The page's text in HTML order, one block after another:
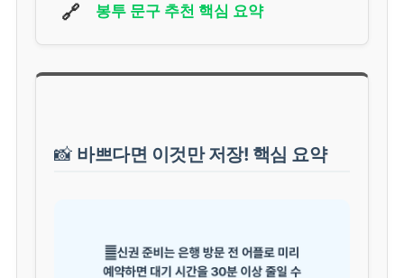
🔗 봉투 문구 추천 핵심 요약
📸 바쁘다면 이것만 저장! 핵심 요약